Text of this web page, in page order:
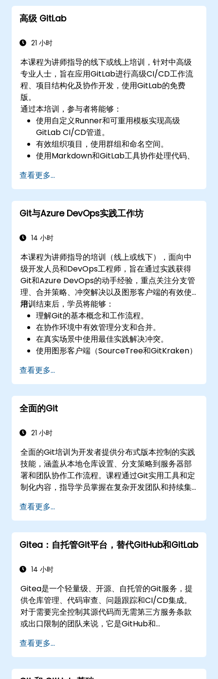
高级 GitLab
21 小时
本课程为讲师指导的线下或线上培训，针对中高级
专业人士，旨在应用GitLab进行高级CI/CD工作流
程、项目结构化及协作开发，使用GitLab的免费
版。
通过本培训，参与者将能够：
使用自定义Runner和可重用模板实现高级
GitLab CI/CD管道。
有效组织项目，使用群组和命名空间。
使用Markdown和GitLab工具协作处理代码、
在实际项目中应用GitLab Pages、发布工作流
程和安全配置。
查看更多...
Git与Azure DevOps实践工作坊
14 小时
本课程为讲师指导的培训（线上或线下），面向中
级开发人员和DevOps工程师，旨在通过实践获得
Git和Azure DevOps的动手经验，重点关注分支管
理、合并策略、冲突解决以及图形客户端的有效使
用。
培训结束后，学员将能够：
理解Git的基本概念和工作流程。
在协作环境中有效管理分支和合并。
在真实场景中使用最佳实践解决冲突。
使用图形客户端（SourceTree和GitKraken）
通过控制台和图形界面执行实际的Git操作。
在Azure DevOps中使用Git进行仓库集成和版
本控制。
查看更多...
全面的Git
21 小时
全面的Git培训为开发者提供分布式版本控制的实践
技能，涵盖从本地仓库设置、分支策略到服务器部
署和团队协作工作流程。课程通过Git实用工具和定
制化内容，指导学员掌握在复杂开发团队和持续集
查看更多...
Gitea：自托管Git平台，替代GitHub和GitLab
14 小时
Gitea是一个轻量级、开源、自托管的Git服务，提
供仓库管理、代码审查、问题跟踪和CI/CD集成。
对于需要完全控制其源代码而无需第三方服务条款
或出口限制的团队来说，它是GitHub和
查看更多...